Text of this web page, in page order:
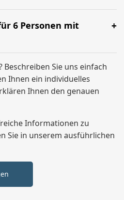
passen wir die
Sie uns Änderungen
sauber koordiniert bleibt.
6 Personen mit
für Gruppen ausgelegt und
für bis zu 6 Personen plus
nach Gepäckgröße und
Beschreiben Sie uns einfach
Ihnen ein individuelles
Ihnen den genauen
Informationen zu
Sie in unserem ausführlichen